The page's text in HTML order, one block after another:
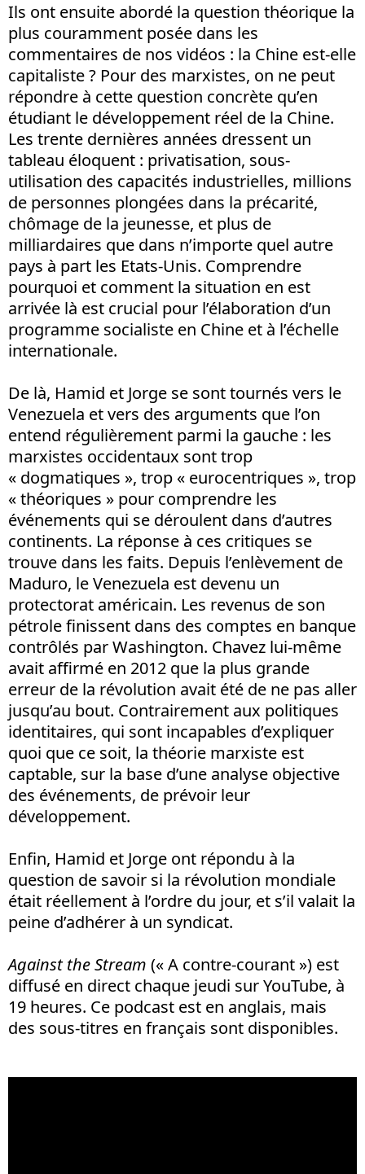
Ils ont ensuite abordé la question théorique la
plus couramment posée dans les
commentaires de nos vidéos : la Chine est-elle
capitaliste ? Pour des marxistes, on ne peut
répondre à cette question concrète qu’en
étudiant le développement réel de la Chine.
Les trente dernières années dressent un
tableau éloquent : privatisation, sous-
utilisation des capacités industrielles, millions
de personnes plongées dans la précarité,
chômage de la jeunesse, et plus de
milliardaires que dans n’importe quel autre
pays à part les Etats-Unis. Comprendre
pourquoi et comment la situation en est
arrivée là est crucial pour l’élaboration d’un
programme socialiste en Chine et à l’échelle
internationale.
De là, Hamid et Jorge se sont tournés vers le
Venezuela et vers des arguments que l’on
entend régulièrement parmi la gauche : les
marxistes occidentaux sont trop
« dogmatiques », trop « eurocentriques », trop
« théoriques » pour comprendre les
événements qui se déroulent dans d’autres
continents. La réponse à ces critiques se
trouve dans les faits. Depuis l’enlèvement de
Maduro, le Venezuela est devenu un
protectorat américain. Les revenus de son
pétrole finissent dans des comptes en banque
contrôlés par Washington. Chavez lui-même
avait affirmé en 2012 que la plus grande
erreur de la révolution avait été de ne pas aller
jusqu’au bout. Contrairement aux politiques
identitaires, qui sont incapables d’expliquer
quoi que ce soit, la théorie marxiste est
captable, sur la base d’une analyse objective
des événements, de prévoir leur
développement.
Enfin, Hamid et Jorge ont répondu à la
question de savoir si la révolution mondiale
était réellement à l’ordre du jour, et s’il valait la
peine d’adhérer à un syndicat.
Against the Stream (« A contre-courant ») est
diffusé en direct chaque jeudi sur YouTube, à
19 heures. Ce podcast est en anglais, mais
des sous-titres en français sont disponibles.